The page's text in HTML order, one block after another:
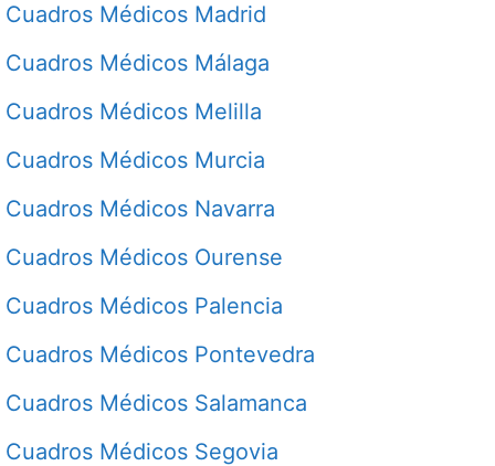
Cuadros Médicos Madrid
Cuadros Médicos Málaga
Cuadros Médicos Melilla
Cuadros Médicos Murcia
Cuadros Médicos Navarra
Cuadros Médicos Ourense
Cuadros Médicos Palencia
Cuadros Médicos Pontevedra
Cuadros Médicos Salamanca
Cuadros Médicos Segovia